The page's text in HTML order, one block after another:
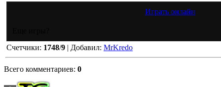
Играть онлайн
Счетчики: 1748/9 | Добавил: MrKredo
Всего комментариев: 0